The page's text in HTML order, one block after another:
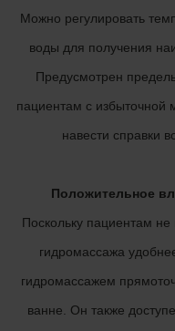
Можно регулировать
воды для получения
Предусмотрен
пациентам с избыточной
навести справки
Положительное
Поскольку пациентам
гидромассажа
гидромассажем
ванне. Он также